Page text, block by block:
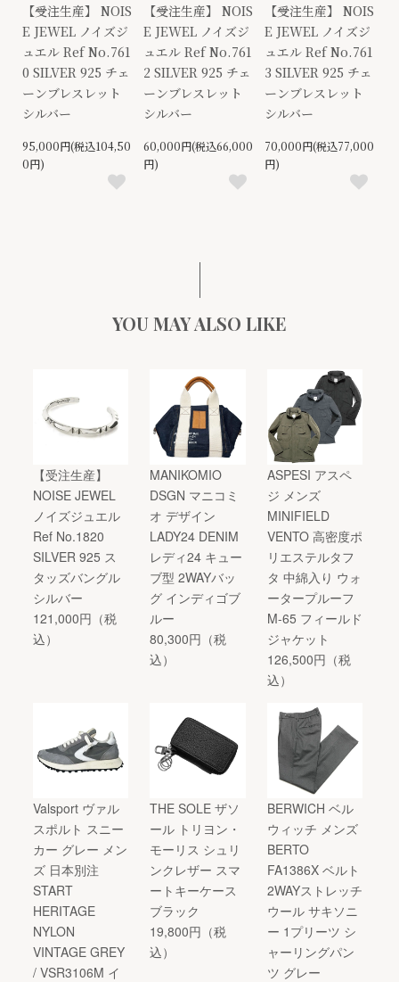
【受注生産】 NOIS
E JEWEL ノイズジ
ュエル Ref No.761
0 SILVER 925 チェ
ーンブレスレット
シルバー
95,000円(税込104,50
0円)
【受注生産】 NOIS
E JEWEL ノイズジ
ュエル Ref No.761
2 SILVER 925 チェ
ーンブレスレット
シルバー
60,000円(税込66,000
円)
【受注生産】 NOIS
E JEWEL ノイズジ
ュエル Ref No.761
3 SILVER 925 チェ
ーンブレスレット
シルバー
70,000円(税込77,000
円)
YOU MAY ALSO LIKE
【受注生産】
NOISE JEWEL
ノイズジュエル
Ref No.1820
SILVER 925 ス
タッズバングル
シルバー
121,000円（税
込）
MANIKOMIO
DSGN マニコミ
オ デザイン
LADY24 DENIM
レディ24 キュー
ブ型 2WAYバッ
グ インディゴブ
ルー
80,300円（税
込）
ASPESI アスペ
ジ メンズ
MINIFIELD
VENTO 高密度ポ
リエステルタフ
タ 中綿入り ウォ
ータープルーフ
M-65 フィールド
ジャケット
126,500円（税
込）
Valsport ヴァル
スポルト スニー
カー グレー メン
ズ 日本別注
START
HERITAGE
NYLON
VINTAGE GREY
/ VSR3106M イ
THE SOLE ザソ
ール トリヨン・
モーリス シュリ
ンクレザー スマ
ートキーケース
ブラック
19,800円（税
込）
BERWICH ベル
ウィッチ メンズ
BERTO
FA1386X ベルト
2WAYストレッチ
ウール サキソニ
ー 1プリーツ シ
ャーリングパン
ツ グレー